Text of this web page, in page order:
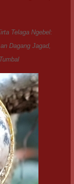
Telaga Ngebel:
Dagang Jagad,